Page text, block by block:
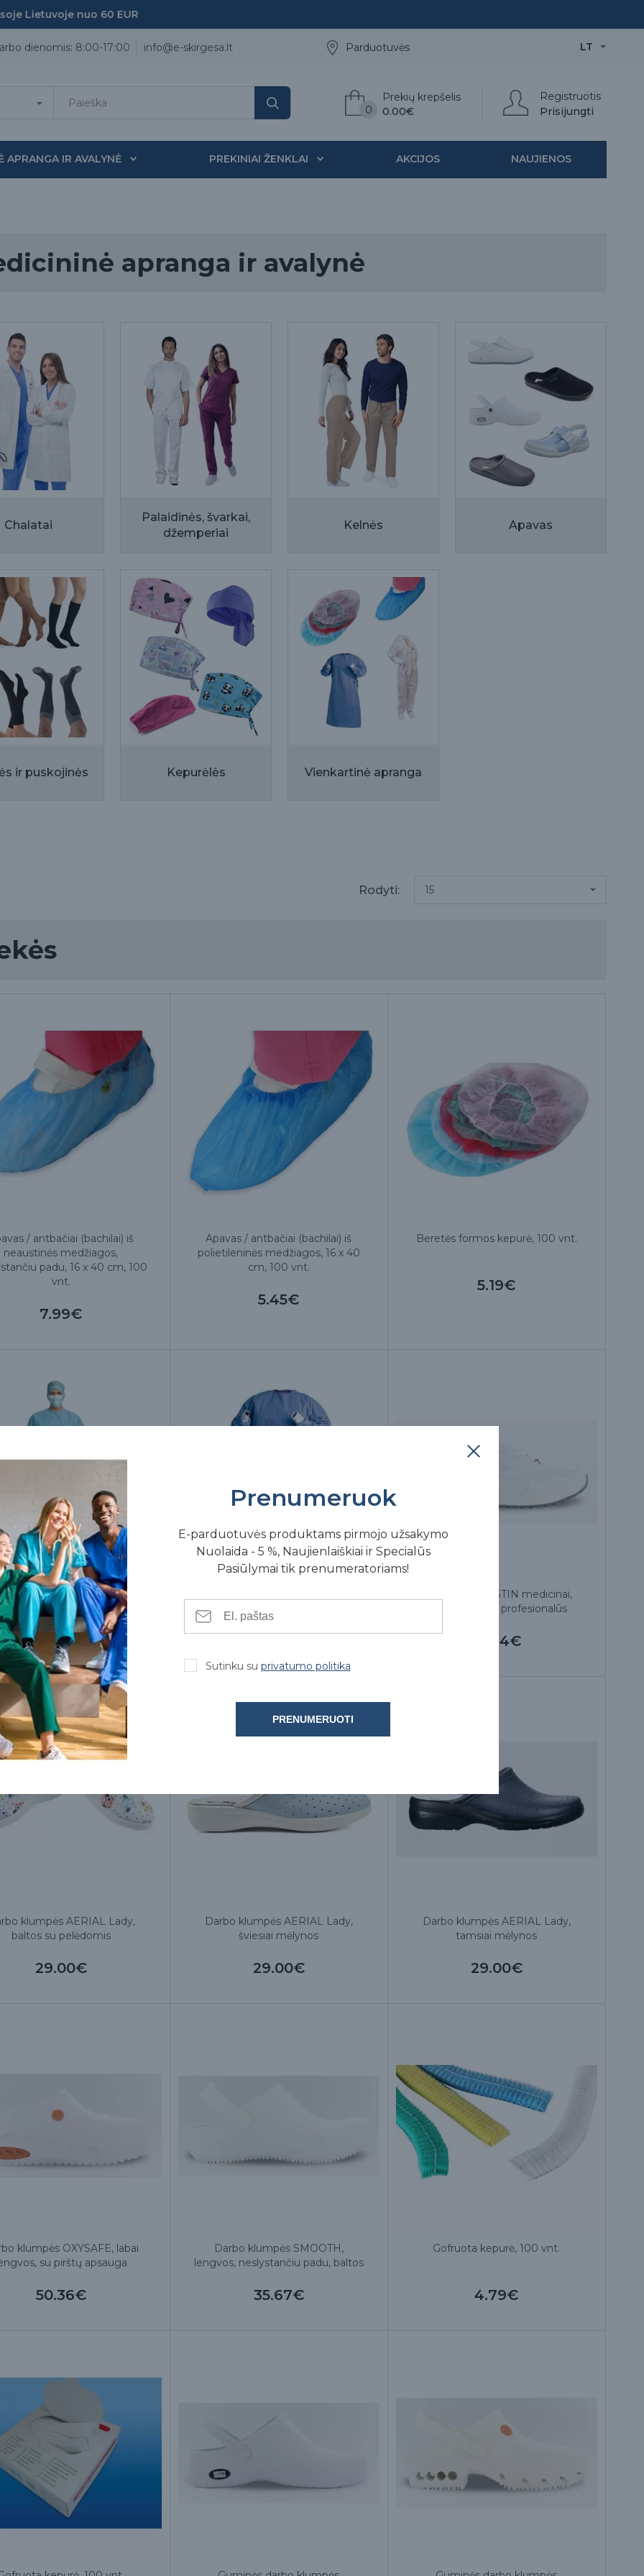
nuo 60 EUR
dienomis: 8:00-17:00 info@e-skirgesa.lt LT
Parduotuvės
Registruotis
Prisijungti
Prekių krepšelis
0.00€
0
APRANGA IR AVALYNĖ PREKINIAI ŽENKLAI AKCIJOS NAUJIENOS
apranga ir avalynė
Chalatai
Palaidinės, švarkai,
džemperiai
Kelnės Apavas
ir puskojinės Kepurėlės Vienkartinė apranga
Rodyti:
/ antbačiai (bachilai) iš
neaustinės medžiagos,
padu, 16 x 40 cm, 100
vnt.
7.99€
Apavas / antbačiai (bachilai) iš
polietileninės medžiagos, 16 x 40
cm, 100 vnt.
5.45€
Beretės formos kepurė, 100 vnt.
5.19€
chirurginis, padidintos
sterilus, XLL (prailgintas)
4.72€
Darbo batai JUSTIN medicinai,
slaugai, vyriški, profesionalūs
71.34€
klumpės AERIAL Lady,
baltos su pelėdomis
29.00€
Darbo klumpės AERIAL Lady,
šviesiai mėlynos
29.00€
Darbo klumpės AERIAL Lady,
tamsiai mėlynos
29.00€
klumpės OXYSAFE, labai
su pirštų apsauga
50.36€
Darbo klumpės SMOOTH,
lengvos, neslystančiu padu, baltos
35.67€
Gofruota kepurė, 100 vnt.
4.79€
Prenumeruok
E-parduotuvės produktams pirmojo užsakymo
Nuolaida - 5 %, Naujienlaiškiai ir Specialūs
Pasiūlymai tik prenumeratoriams!
Sutinku su privatumo politika
PRENUMERUOTI